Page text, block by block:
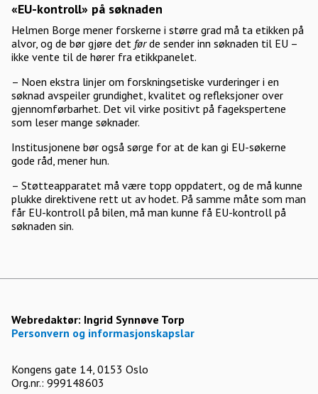
«EU-kontroll» på søknaden
Helmen Borge mener forskerne i større grad må ta etikken på
alvor, og de bør gjøre det førde sender inn søknaden til EU –
ikke vente til de hører fra etikkpanelet.
– Noen ekstra linjer om forskningsetiske vurderinger i en
søknad avspeiler grundighet, kvalitet og refleksjoner over
gjennomførbarhet. Det vil virke positivt på fagekspertene
som leser mange søknader.
Institusjonene bør også sørge for at de kan gi EU-søkerne
gode råd, mener hun.
– Støtteapparatet må være topp oppdatert, og de må kunne
plukke direktivene rett ut av hodet. På samme måte som man
får EU-kontroll på bilen, må man kunne få EU-kontroll på
søknaden sin.
Webredaktør: Ingrid Synnøve Torp
Personvern og informasjonskapslar
Kongens gate 14, 0153 Oslo
Org.nr.: 999148603